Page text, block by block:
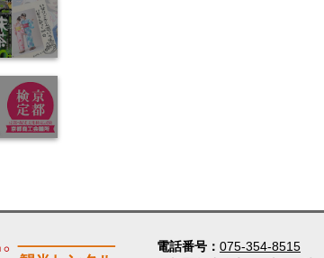
電話番号
075-354-8515